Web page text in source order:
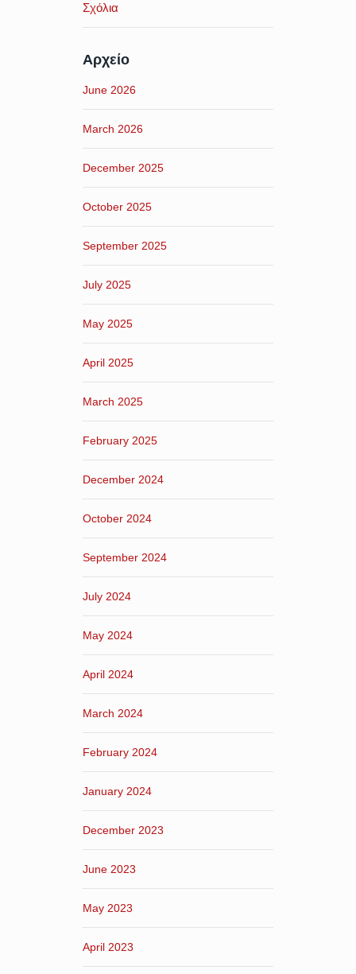
Σχόλια
Αρχείο
June 2026
March 2026
December 2025
October 2025
September 2025
July 2025
May 2025
April 2025
March 2025
February 2025
December 2024
October 2024
September 2024
July 2024
May 2024
April 2024
March 2024
February 2024
January 2024
December 2023
June 2023
May 2023
April 2023